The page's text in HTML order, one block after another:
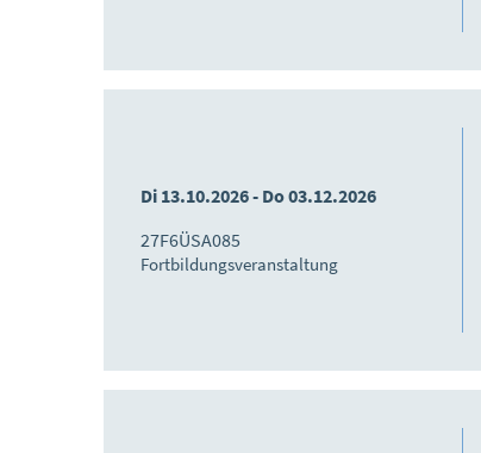
Di 13.10.2026 - Do 03.12.2026
27F6ÜSA085
Fortbildungsveranstaltung